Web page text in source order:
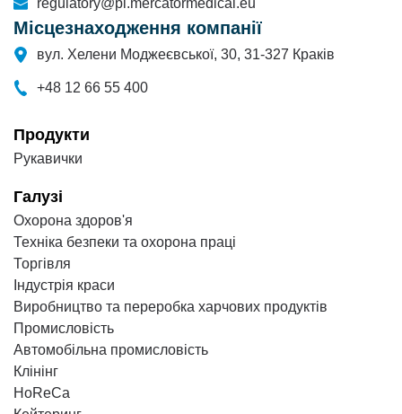
Місцезнаходження компанії
вул. Хелени Моджеєвської, 30, 31-327 Краків
+48 12 66 55 400
Продукти
Рукавички
Галузі
Охорона здоров'я
Техніка безпеки та охорона праці
Торгівля
Індустрія краси
Виробництво та переробка харчових продуктів
Промисловість
Автомобільна промисловість
Клінінг
HoReCa